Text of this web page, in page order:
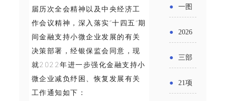
届历次全会精神以及中央经济工
作会议精神，深入落实“十四五”期
间金融支持小微企业发展的有关
决策部署，经银保监会同意，现
就2022年进一步强化金融支持小
微企业减负纾困、恢复发展有关
工作通知如下：
解）
特新中
财政奖
最高可
获1.5%
政贴息
举措激
发各类
经营主
求做好
帮扶小
额信贷
● 一图
法及其
实施条
● 2026
金投向
● 三部
● 21项